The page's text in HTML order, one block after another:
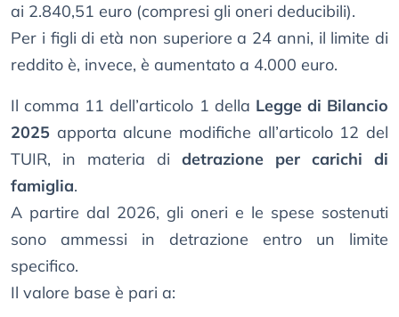
ai 2.840,51 euro (compresi gli oneri deducibili).
Per i figli di età non superiore a 24 anni, il limite di
reddito è, invece, è aumentato a 4.000 euro.
Il comma 11 dell’articolo 1 della Legge di Bilancio
2025 apporta alcune modifiche all’articolo 12 del
TUIR, in materia di detrazione per carichi di
famiglia.
A partire dal 2026, gli oneri e le spese sostenuti
sono ammessi in detrazione entro un limite
specifico.
Il valore base è pari a: